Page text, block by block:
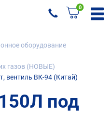
0
оборудование
газов (НОВЫЕ)
вентиль ВК-94 (Китай)
под